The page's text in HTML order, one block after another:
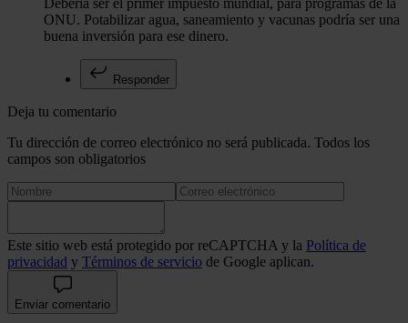
Debería ser el primer impuesto mundial, para programas de la
ONU. Potabilizar agua, saneamiento y vacunas podría ser una
buena inversión para ese dinero.
Responder
Deja tu comentario
Tu dirección de correo electrónico no será publicada. Todos los
campos son obligatorios
Este sitio web está protegido por reCAPTCHA y la Política de
privacidad y Términos de servicio de Google aplican.
Enviar comentario